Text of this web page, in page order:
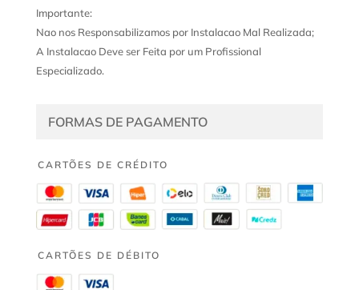
Importante:
Nao nos Responsabilizamos por Instalacao Mal Realizada;
A Instalacao Deve ser Feita por um Profissional
Especializado.
FORMAS DE PAGAMENTO
CARTÕES DE CRÉDITO
CARTÕES DE DÉBITO